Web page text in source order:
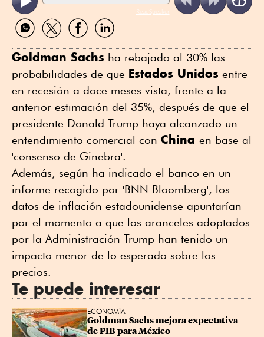
ReadSpeaker
Compartir
por
Compartir
por
Compartir
por
Compartir
por
Goldman Sachs ha rebajado al 30% las
probabilidades de que Estados Unidos entre
en recesión a doce meses vista, frente a la
anterior estimación del 35%, después de que el
presidente Donald Trump haya alcanzado un
entendimiento comercial con China en base al
'consenso de Ginebra'.
Además, según ha indicado el banco en un
informe recogido por 'BNN Bloomberg', los
datos de inflación estadounidense apuntarían
por el momento a que los aranceles adoptados
por la Administración Trump han tenido un
impacto menor de lo esperado sobre los
precios.
Te puede interesar
ECONOMÍA
Goldman Sachs mejora expectativa
de PIB para México